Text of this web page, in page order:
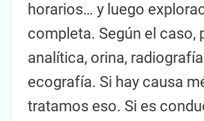
horarios… y luego
completa. Según el caso,
analítica, orina,
ecografía. Si hay causa
tratamos eso. Si es